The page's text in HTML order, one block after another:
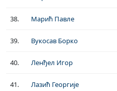
38. Марић Павле
39. Вукосав Борко
40. Ленђел Игор
41. Лазић Георгије